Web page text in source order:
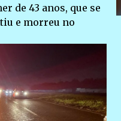
de 43 anos, que se
e morreu no